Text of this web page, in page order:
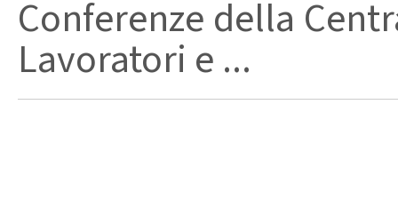
Conferenze della
Lavoratori e ...